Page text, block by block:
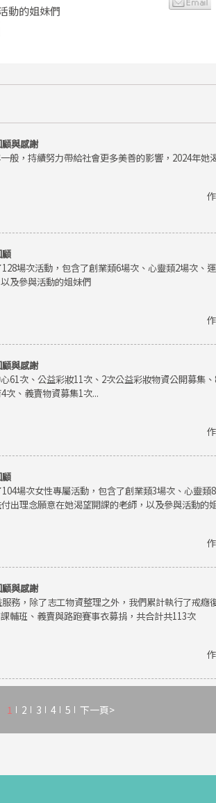
動的姐妹們
與感謝
般，持續努力帶給社會更多美善的影響，2024年她
場次活動，包含了創業類6場次、心靈類2場次、
及參與活動的姐妹們
與感謝
61次、公益彩妝11次、2次公益彩妝物資公開募集
次、義賣物資募集1次...
場次女性專屬活動，包含了創業類3場次、心靈
出理念願意在她渴望開課的老師，以及參與活動的
與感謝
務，除了志工物資整理之外，我們累計執行了戒癮
輔班、義賣與路跑賽事衣募捐，共合計共113次
1 2 3 4 5 下一頁>